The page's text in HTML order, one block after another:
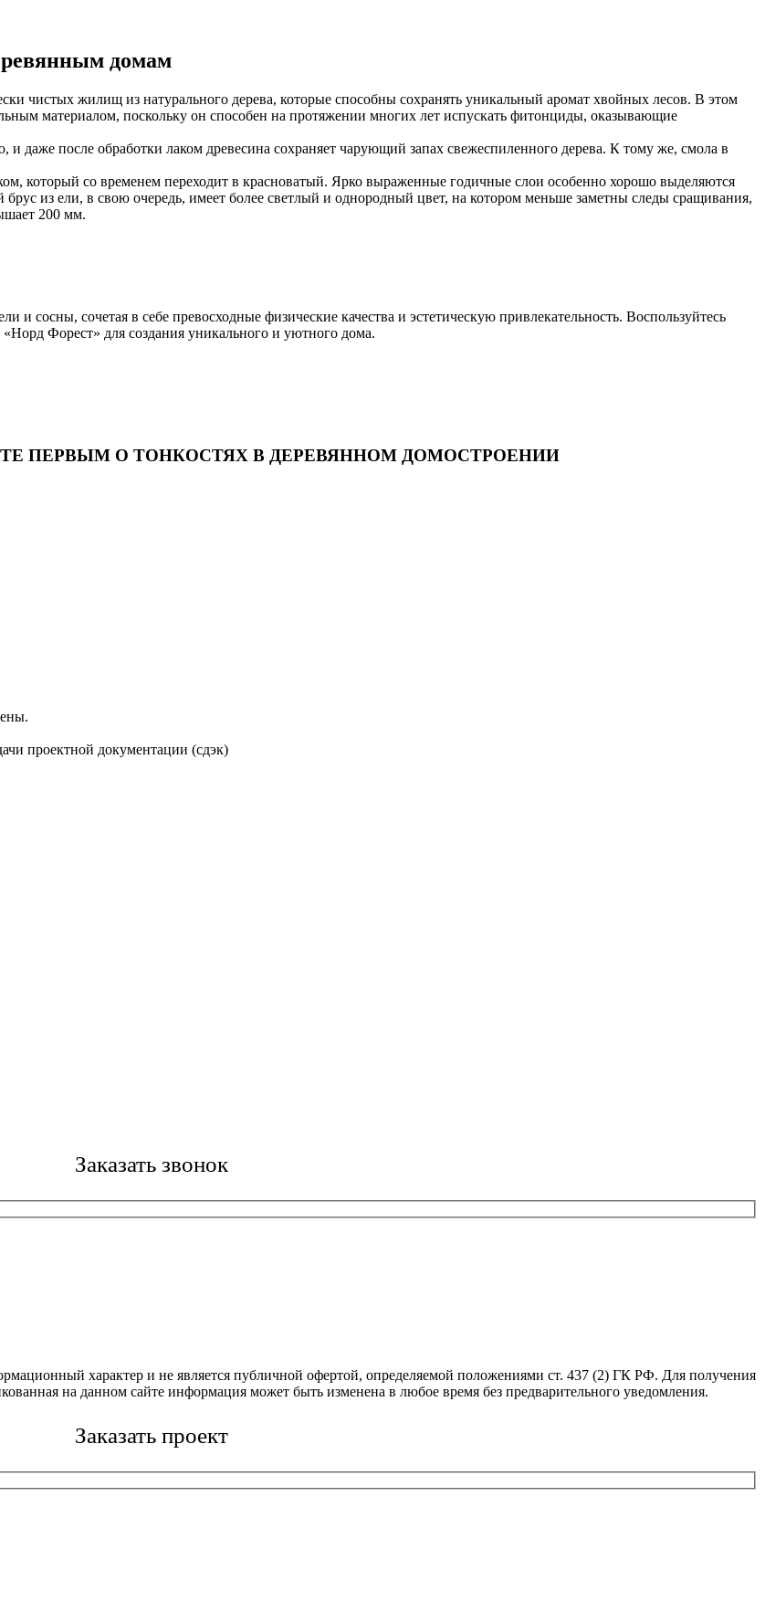
домам
чистых жилищ из натурального дерева, которые способны сохранять уникальный аромат хвойных лесов. В этом
материалом, поскольку он способен на протяжении многих лет испускать фитонциды, оказывающие
даже после обработки лаком древесина сохраняет чарующий запах свежеспиленного дерева. К тому же, смола в
который со временем переходит в красноватый. Ярко выраженные годичные слои особенно хорошо выделяются
из ели, в свою очередь, имеет более светлый и однородный цвет, на котором меньше заметны следы сращивания,
200 мм.
и сосны, сочетая в себе превосходные физические качества и эстетическую привлекательность. Воспользуйтесь
Форест» для создания уникального и уютного дома.
ПЕРВЫМ О ТОНКОСТЯХ В ДЕРЕВЯННОМ ДОМОСТРОЕНИИ
проектной документации (сдэк)
Заказать звонок
характер и не является публичной офертой, определяемой положениями ст. 437 (2) ГК РФ. Для получения
на данном сайте информация может быть изменена в любое время без предварительного уведомления.
Заказать проект